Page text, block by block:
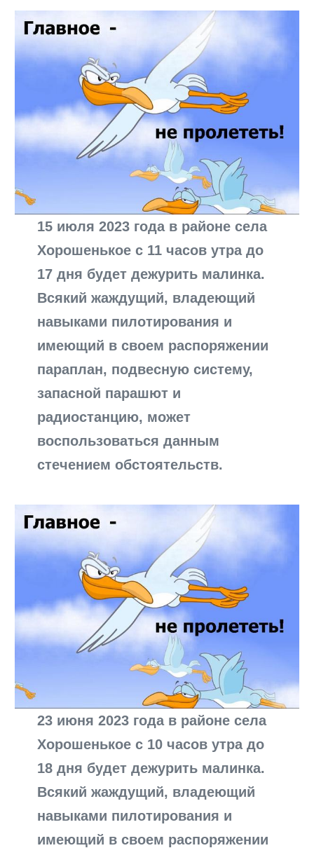
15 июля 2023 года в районе села
Хорошенькое с 11 часов утра до
17 дня будет дежурить малинка.
Всякий жаждущий, владеющий
навыками пилотирования и
имеющий в своем распоряжении
параплан, подвесную систему,
запасной парашют и
радиостанцию, может
воспользоваться данным
стечением обстоятельств.
23 июня 2023 года в районе села
Хорошенькое с 10 часов утра до
18 дня будет дежурить малинка.
Всякий жаждущий, владеющий
навыками пилотирования и
имеющий в своем распоряжении